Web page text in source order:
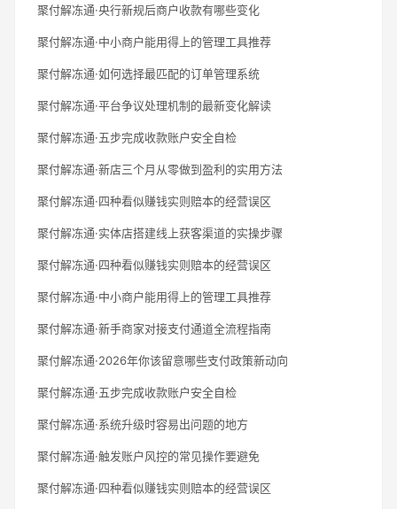
聚付解冻通·央行新规后商户收款有哪些变化
聚付解冻通·中小商户能用得上的管理工具推荐
聚付解冻通·如何选择最匹配的订单管理系统
聚付解冻通·平台争议处理机制的最新变化解读
聚付解冻通·五步完成收款账户安全自检
聚付解冻通·新店三个月从零做到盈利的实用方法
聚付解冻通·四种看似赚钱实则赔本的经营误区
聚付解冻通·实体店搭建线上获客渠道的实操步骤
聚付解冻通·四种看似赚钱实则赔本的经营误区
聚付解冻通·中小商户能用得上的管理工具推荐
聚付解冻通·新手商家对接支付通道全流程指南
聚付解冻通·2026年你该留意哪些支付政策新动向
聚付解冻通·五步完成收款账户安全自检
聚付解冻通·系统升级时容易出问题的地方
聚付解冻通·触发账户风控的常见操作要避免
聚付解冻通·四种看似赚钱实则赔本的经营误区